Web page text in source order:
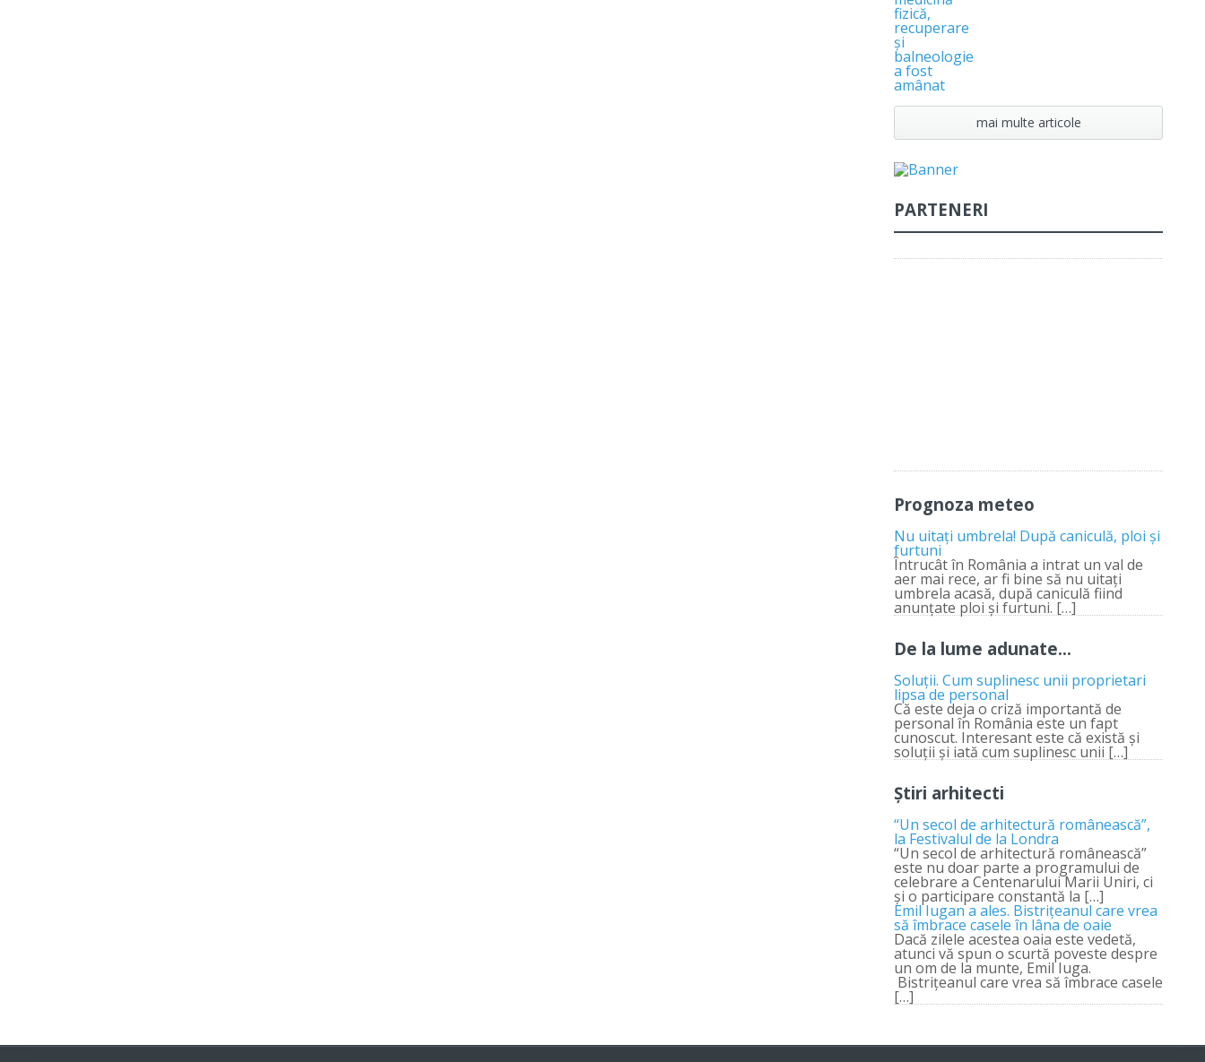
mai multe articole
PARTENERI
Prognoza meteo
Nu uitați umbrela! După caniculă, ploi și
furtuni
Întrucât în România a intrat un val de
aer mai rece, ar fi bine să nu uitați
umbrela acasă, după caniculă fiind
anunțate ploi și furtuni. […]
De la lume adunate…
Soluții. Cum suplinesc unii proprietari
lipsa de personal
Că este deja o criză importantă de
personal în România este un fapt
cunoscut. Interesant este că există și
soluții și iată cum suplinesc unii […]
Știri arhitecti
“Un secol de arhitectură românească”,
la Festivalul de la Londra
“Un secol de arhitectură românească”
este nu doar parte a programului de
celebrare a Centenarului Marii Uniri, ci
şi o participare constantă la […]
Emil Iugan a ales. Bistriţeanul care vrea
să îmbrace casele în lâna de oaie
Dacă zilele acestea oaia este vedetă,
atunci vă spun o scurtă poveste despre
un om de la munte, Emil Iuga.
Bistriţeanul care vrea să îmbrace casele
[…]